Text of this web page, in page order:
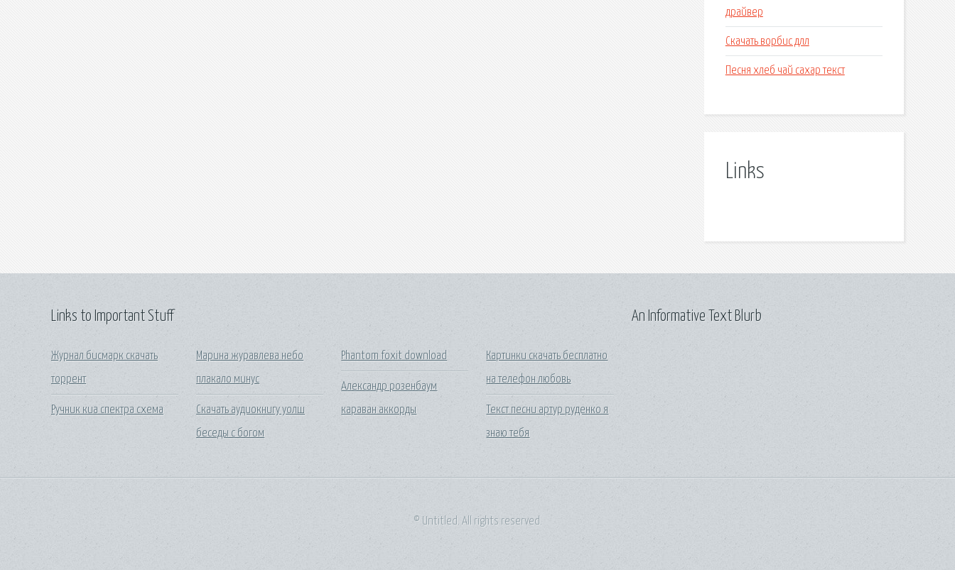
драйвер
Скачать ворбис длл
Песня хлеб чай сахар текст
Links
Links to Important Stuff
Журнал бисмарк скачать
торрент
Ручник киа спектра схема
Марина журавлева небо
плакало минус
Скачать аудиокнигу уолш
беседы с богом
Phantom foxit download
Александр розенбаум
караван аккорды
Картинки скачать бесплатно
на телефон любовь
Текст песни артур руденко я
знаю тебя
An Informative Text Blurb
© Untitled. All rights reserved.